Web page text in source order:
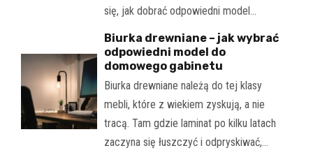
się, jak dobrać odpowiedni model…
Biurka drewniane – jak wybrać
odpowiedni model do
domowego gabinetu
Biurka drewniane należą do tej klasy
mebli, które z wiekiem zyskują, a nie
tracą. Tam gdzie laminat po kilku latach
zaczyna się łuszczyć i odpryskiwać,…